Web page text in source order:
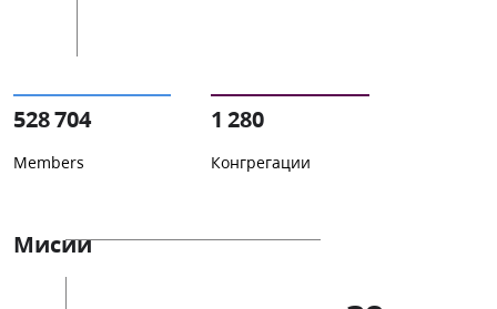
528 704
Members
1 280
Конгрегации
Мисии